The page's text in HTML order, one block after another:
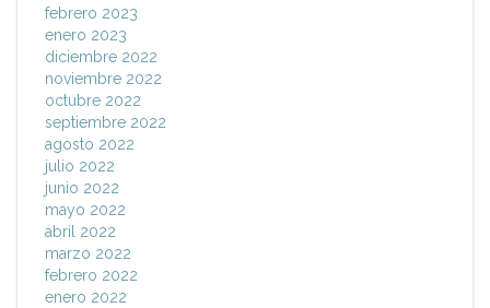
febrero 2023
enero 2023
diciembre 2022
noviembre 2022
octubre 2022
septiembre 2022
agosto 2022
julio 2022
junio 2022
mayo 2022
abril 2022
marzo 2022
febrero 2022
enero 2022